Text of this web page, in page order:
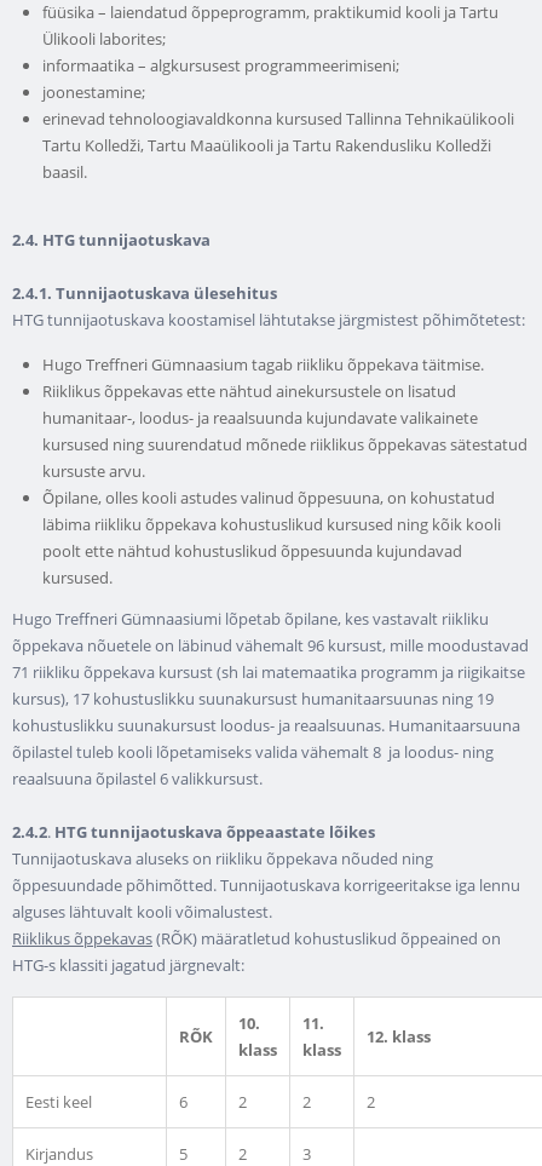
füüsika – laiendatud õppeprogramm, praktikumid kooli ja Tartu
Ülikooli laborites;
informaatika – algkursusest programmeerimiseni;
joonestamine;
erinevad tehnoloogiavaldkonna kursused Tallinna Tehnikaülikooli
Tartu Kolledži, Tartu Maaülikooli ja Tartu Rakendusliku Kolledži
baasil.
2.4. HTG tunnijaotuskava
2.4.1. Tunnijaotuskava ülesehitus
HTG tunnijaotuskava koostamisel lähtutakse järgmistest põhimõtetest:
Hugo Treffneri Gümnaasium tagab riikliku õppekava täitmise.
Riiklikus õppekavas ette nähtud ainekursustele on lisatud
humanitaar-, loodus- ja reaalsuunda kujundavate valikainete
kursused ning suurendatud mõnede riiklikus õppekavas sätestatud
kursuste arvu.
Õpilane, olles kooli astudes valinud õppesuuna, on kohustatud
läbima riikliku õppekava kohustuslikud kursused ning kõik kooli
poolt ette nähtud kohustuslikud õppesuunda kujundavad
kursused.
Hugo Treffneri Gümnaasiumi lõpetab õpilane, kes vastavalt riikliku
õppekava nõuetele on läbinud vähemalt 96 kursust, mille moodustavad
71 riikliku õppekava kursust (sh lai matemaatika programm ja riigikaitse
kursus), 17 kohustuslikku suunakursust humanitaarsuunas ning 19
kohustuslikku suunakursust loodus- ja reaalsuunas. Humanitaarsuuna
õpilastel tuleb kooli lõpetamiseks valida vähemalt 8 ja loodus- ning
reaalsuuna õpilastel 6 valikkursust.
2.4.2. HTG tunnijaotuskava õppeaastate lõikes
Tunnijaotuskava aluseks on riikliku õppekava nõuded ning
õppesuundade põhimõtted. Tunnijaotuskava korrigeeritakse iga lennu
alguses lähtuvalt kooli võimalustest.
Riiklikus õppekavas(RÕK) määratletud kohustuslikud õppeained on
HTG-s klassiti jagatud järgnevalt:
RÕK
10.
klass
11.
klass
12. klass
Eesti keel 6 2 2 2
Kirjandus 5 2 3